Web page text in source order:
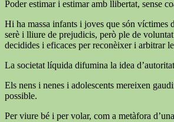
Poder estimar i estimar amb llibertat, sense
Hi ha massa infants i joves que són víctimes
serè i lliure de prejudicis, però ple de
decidides i eficaces per reconèixer i arbitrar
La societat líquida difumina la idea
Els nens i nenes i adolescents mereixen
possible.
Per viure bé i per volar, com a metàfora